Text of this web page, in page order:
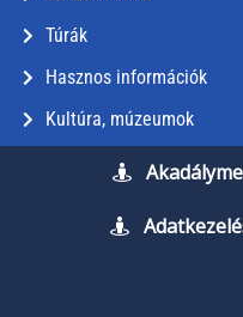
Túrák
Hasznos információk
Kultúra, múzeumok